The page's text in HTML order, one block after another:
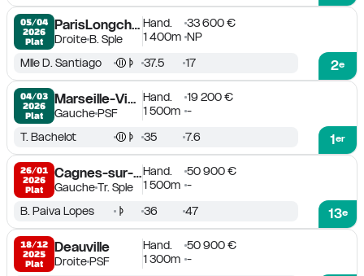
05/04
2026
Plat
ParisLongchamp
DroiteB. Sple
Hand.
33 600 €
1 400m NP
2e
Mlle D. Santiago 37.5 17
04/03
2026
Plat
Marseille-Vivaux
GauchePSF
Hand.
19 200 €
1 500m -
1er
T. Bachelot 35 7.6
26/01
2026
Plat
Cagnes-sur-Mer
GaucheTr. Sple
Hand.
50 900 €
1 500m -
13e
B. Paiva Lopes 36 47
18/12
2025
Plat
Deauville
DroitePSF
Hand.
50 900 €
1 300m -